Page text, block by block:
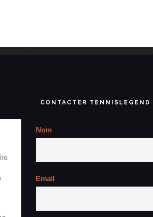
CONTACTER TENNISLEGEND
Nom
Email